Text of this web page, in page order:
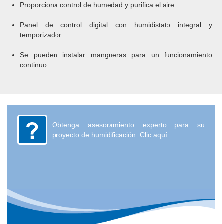
Proporciona control de humedad y purifica el aire
Panel de control digital con humidistato integral y
temporizador
Se pueden instalar mangueras para un funcionamiento
continuo
Obtenga asesoramiento experto para su
proyecto de humidificación. Clic aquí.